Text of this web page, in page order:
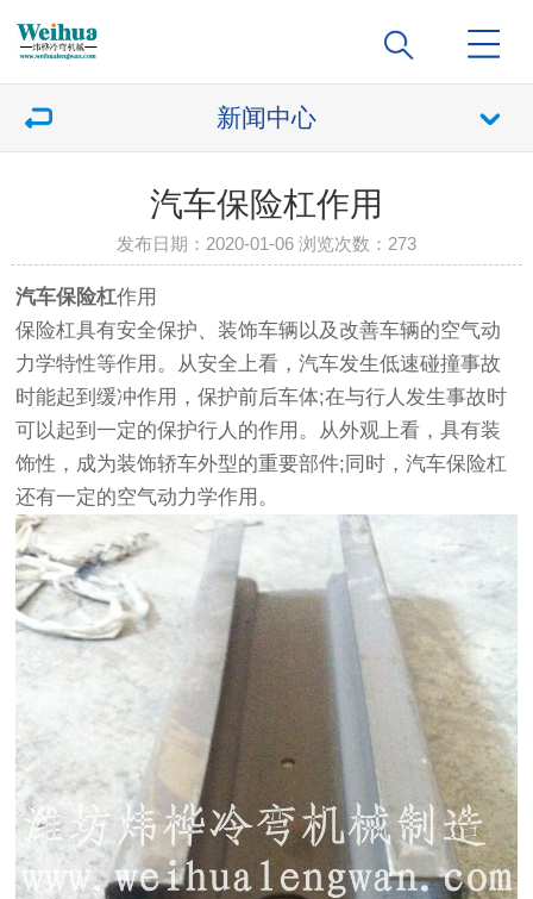
新闻中心
汽车保险杠作用
发布日期：2020-01-06 浏览次数： 273
汽车保险杠作用
保险杠具有安全保护、装饰车辆以及改善车辆的空气动
力学特性等作用。从安全上看，汽车发生低速碰撞事故
时能起到缓冲作用，保护前后车体;在与行人发生事故时
可以起到一定的保护行人的作用。从外观上看，具有装
饰性，成为装饰轿车外型的重要部件;同时，汽车保险杠
还有一定的空气动力学作用。